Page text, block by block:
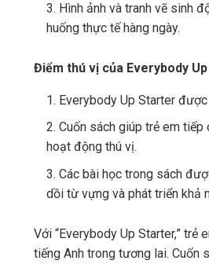
Hình ảnh và tranh vẽ sinh
huống thực tế hàng ngày.
Điểm thú vị của Everybody
Everybody Up Starter
Cuốn sách giúp trẻ em tiếp
hoạt động thú vị.
Các bài học trong sách
dồi từ vựng và phát triển khả
Với “Everybody Up Starter,” trẻ
tiếng Anh trong tương lai. Cuốn